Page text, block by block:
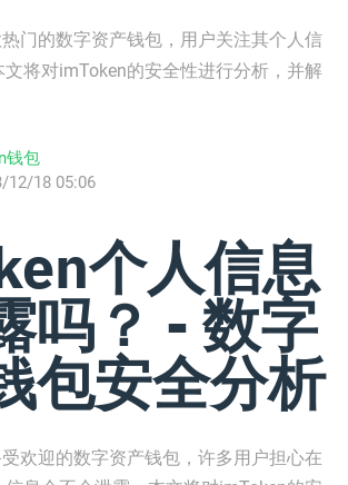
门的数字资产钱包，用户关注其个人信
将对imToken的安全性进行分析，并解
钱包
12/18 05:06
个人信息
吗？ - 数字
包安全分析
欢迎的数字资产钱包，许多用户担心在